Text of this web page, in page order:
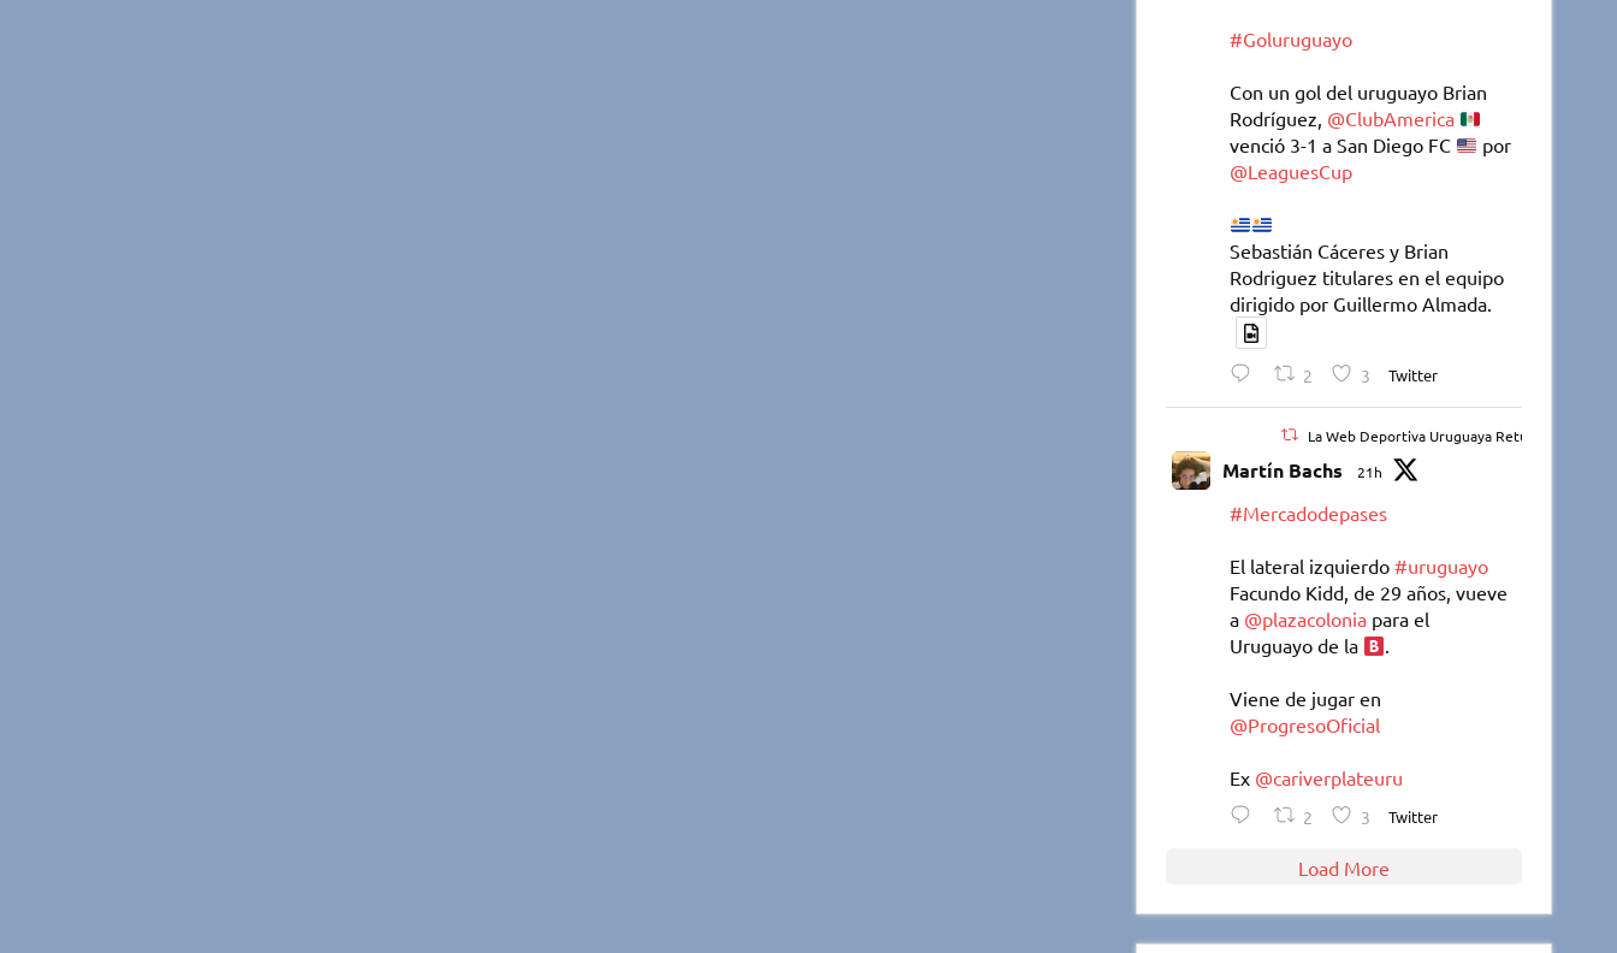
#Goluruguayo
Con un gol del uruguayo Brian
Rodríguez, @ClubAmerica
venció 3-1 a San Diego FC
por
@LeaguesCup
Sebastián Cáceres y Brian
Rodriguez titulares en el equipo
dirigido por Guillermo Almada.
2 3 Twitter
La Web Deportiva Uruguaya Retuiteado
Martín Bachs 21h
#Mercadodepases
El lateral izquierdo#uruguayo
Facundo Kidd, de 29 años, vueve
a @plazacolonia para el
Uruguayo de la
.
Viene de jugar en
@ProgresoOficial
Ex @cariverplateuru
2 3 Twitter
Load More